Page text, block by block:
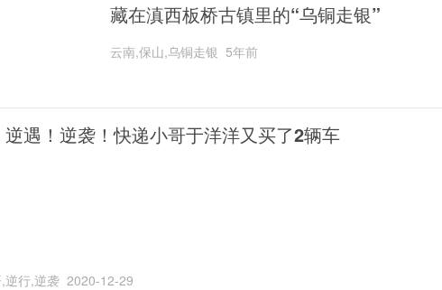
藏在滇西板桥古镇里的“乌铜走银”
云南,保山,乌铜走银 5年前
遇！逆袭！快递小哥于洋洋又买了2辆车
逆行,逆袭 2020-12-29